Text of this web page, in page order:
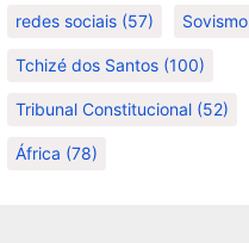
redes sociais (57) Sovismo
Tchizé dos Santos (100)
Tribunal Constitucional (52)
África (78)